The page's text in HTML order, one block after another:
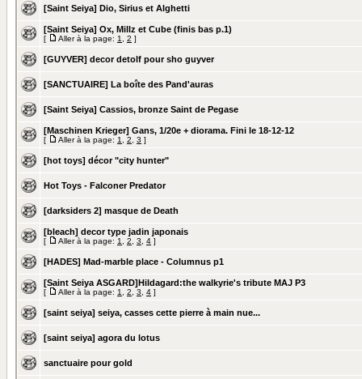
[Saint Seiya] Dio, Sirius et Alghetti
[Saint Seiya] Ox, Millz et Cube (finis bas p.1)
[ Aller à la page: 1 2 ]
[GUYVER] decor detolf pour sho guyver
[SANCTUAIRE] La boîte des Pand'auras
[Saint Seiya] Cassios, bronze Saint de Pegase
[Maschinen Krieger] Gans, 1/20e + diorama. Fini le 18-12-12
[ Aller à la page: 1 2 3 ]
[hot toys] décor "city hunter"
Hot Toys - Falconer Predator
[darksiders 2] masque de Death
[bleach] decor type jadin japonais
[ Aller à la page: 1 2 3 4 ]
[HADES] Mad-marble place - Columnus p1
[Saint Seiya ASGARD]Hildagard:the walkyrie's tribute MAJ P3
[ Aller à la page: 1 2 3 4 ]
[saint seiya] seiya, casses cette pierre à main nue...
[saint seiya] agora du lotus
sanctuaire pour gold